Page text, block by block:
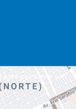
está presente em